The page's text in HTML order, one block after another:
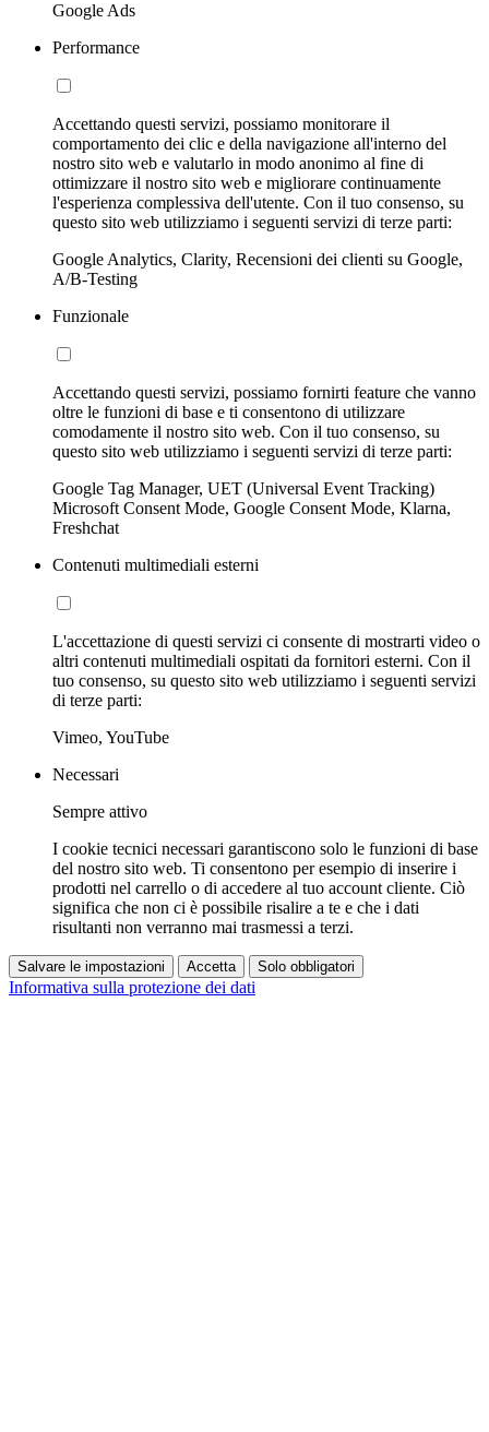
Google Ads
Performance
Accettando questi servizi, possiamo monitorare il
comportamento dei clic e della navigazione all'interno del
nostro sito web e valutarlo in modo anonimo al fine di
ottimizzare il nostro sito web e migliorare continuamente
l'esperienza complessiva dell'utente. Con il tuo consenso, su
questo sito web utilizziamo i seguenti servizi di terze parti:
Google Analytics, Clarity, Recensioni dei clienti su Google,
A/B-Testing
Funzionale
Accettando questi servizi, possiamo fornirti feature che vanno
oltre le funzioni di base e ti consentono di utilizzare
comodamente il nostro sito web. Con il tuo consenso, su
questo sito web utilizziamo i seguenti servizi di terze parti:
Google Tag Manager, UET (Universal Event Tracking)
Microsoft Consent Mode, Google Consent Mode, Klarna,
Freshchat
Contenuti multimediali esterni
L'accettazione di questi servizi ci consente di mostrarti video o
altri contenuti multimediali ospitati da fornitori esterni. Con il
tuo consenso, su questo sito web utilizziamo i seguenti servizi
di terze parti:
Vimeo, YouTube
Necessari
Sempre attivo
I cookie tecnici necessari garantiscono solo le funzioni di base
del nostro sito web. Ti consentono per esempio di inserire i
prodotti nel carrello o di accedere al tuo account cliente. Ciò
significa che non ci è possibile risalire a te e che i dati
risultanti non verranno mai trasmessi a terzi.
Salvare le impostazioni Accetta Solo obbligatori
Informativa sulla protezione dei dati